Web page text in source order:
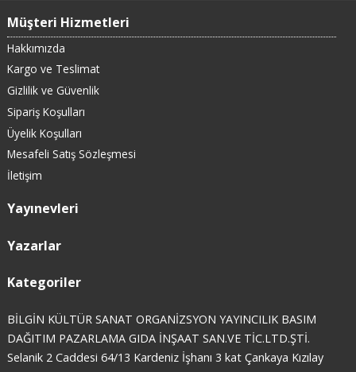
Müşteri Hizmetleri
Hakkımızda
Kargo ve Teslimat
Gizlilik ve Güvenlik
Sipariş Koşulları
Üyelik Koşulları
Mesafeli Satış Sözleşmesi
İletişim
Yayınevleri
Yazarlar
Kategoriler
BİLGİN KÜLTÜR SANAT ORGANİZSYON YAYINCILIK BASIM
DAĞITIM PAZARLAMA GIDA İNŞAAT SAN.VE TİC.LTD.ŞTİ.
Selanik 2 Caddesi 64/13 Kardeniz İşhanı 3 kat Çankaya Kızılay